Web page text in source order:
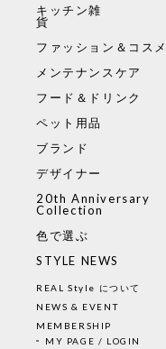
キッチン雑
貨
ファッション＆コスメ
メンテナンスケア
フード＆ドリンク
ペット用品
ブランド
デザイナー
20th Anniversary
Collection
色で選ぶ
STYLE NEWS
REAL Style について
NEWS & EVENT
MEMBERSHIP
MY PAGE / LOGIN